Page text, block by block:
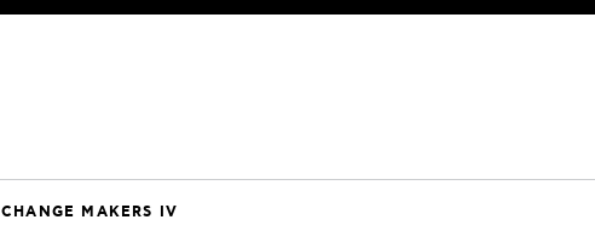
CHANGE MAKERS IV